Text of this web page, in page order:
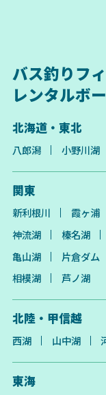
バス釣りフ
レンタルボ
北海道・東北
八郎潟 小野川湖
関東
新利根川 霞ヶ浦
神流湖
榛名湖
亀山湖
片倉ダム
相模湖
芦ノ湖
北陸・甲信越
西湖 山中湖
東海